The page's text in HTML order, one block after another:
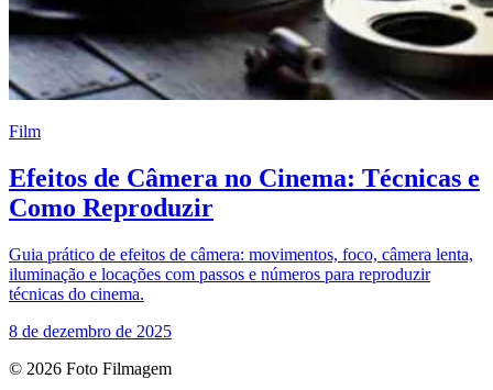
Film
Efeitos de Câmera no Cinema: Técnicas e
Como Reproduzir
Guia prático de efeitos de câmera: movimentos, foco, câmera lenta,
iluminação e locações com passos e números para reproduzir
técnicas do cinema.
8 de dezembro de 2025
© 2026 Foto Filmagem